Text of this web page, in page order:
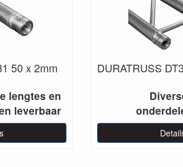
50 x 2mm
lengtes en
leverbaar
DURATRUSS